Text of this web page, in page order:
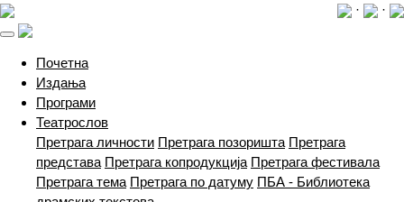
· ·
Почетна(current)
Издања
Програми
Театрослов
Претрага личности Претрага позоришта Претрага
представа Претрага копродукција Претрага фестивала
Претрага тема Претрага по датуму ПБА - Библиотека